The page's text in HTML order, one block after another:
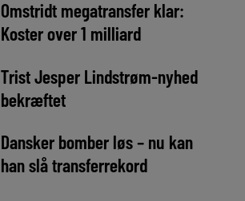
Omstridt megatransfer klar:
Koster over 1 milliard
Trist Jesper Lindstrøm-nyhed
bekræftet
Dansker bomber løs – nu kan
han slå transferrekord